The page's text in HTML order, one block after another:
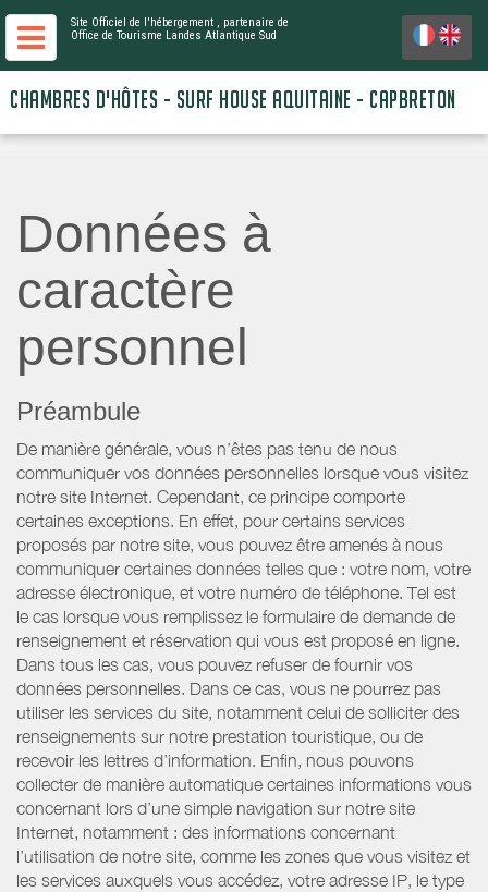
Site Officiel de l'hébergement , partenaire de
Office de Tourisme Landes Atlantique Sud
CHAMBRES D'HÔTES - SURF HOUSE AQUITAINE - CAPBRETON
Données à
caractère
personnel
Préambule
De manière générale, vous n’êtes pas tenu de nous
communiquer vos données personnelles lorsque vous visitez
notre site Internet. Cependant, ce principe comporte
certaines exceptions. En effet, pour certains services
proposés par notre site, vous pouvez être amenés à nous
communiquer certaines données telles que : votre nom, votre
adresse électronique, et votre numéro de téléphone. Tel est
le cas lorsque vous remplissez le formulaire de demande de
renseignement et réservation qui vous est proposé en ligne.
Dans tous les cas, vous pouvez refuser de fournir vos
données personnelles. Dans ce cas, vous ne pourrez pas
utiliser les services du site, notamment celui de solliciter des
renseignements sur notre prestation touristique, ou de
recevoir les lettres d’information. Enfin, nous pouvons
collecter de manière automatique certaines informations vous
concernant lors d’une simple navigation sur notre site
Internet, notamment : des informations concernant
l’utilisation de notre site, comme les zones que vous visitez et
les services auxquels vous accédez, votre adresse IP, le type